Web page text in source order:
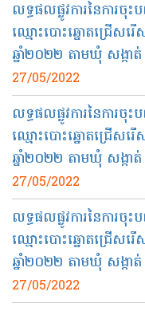
លទ្ធផលផ្លូវការនៃការ
ឈ្មោះបោះឆ្នោតជ្រើសរ
ឆ្នាំ២០២២ តាមឃុំ សង្កាត់
27/05/2022
លទ្ធផលផ្លូវការនៃការ
ឈ្មោះបោះឆ្នោតជ្រើសរ
ឆ្នាំ២០២២ តាមឃុំ សង្កាត់
27/05/2022
លទ្ធផលផ្លូវការនៃការ
ឈ្មោះបោះឆ្នោតជ្រើសរ
ឆ្នាំ២០២២ តាមឃុំ សង្កាត់
27/05/2022